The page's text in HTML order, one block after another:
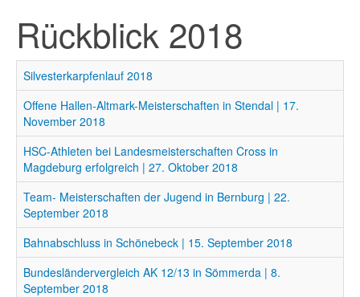
Rückblick 2018
Silvesterkarpfenlauf 2018
Offene Hallen-Altmark-Meisterschaften in Stendal | 17.
November 2018
HSC-Athleten bei Landesmeisterschaften Cross in
Magdeburg erfolgreich | 27. Oktober 2018
Team- Meisterschaften der Jugend in Bernburg | 22.
September 2018
Bahnabschluss in Schönebeck | 15. September 2018
Bundesländervergleich AK 12/13 in Sömmerda | 8.
September 2018